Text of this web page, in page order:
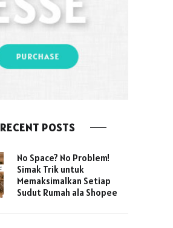
RECENT POSTS
No Space? No Problem!
Simak Trik untuk
Memaksimalkan Setiap
Sudut Rumah ala Shopee